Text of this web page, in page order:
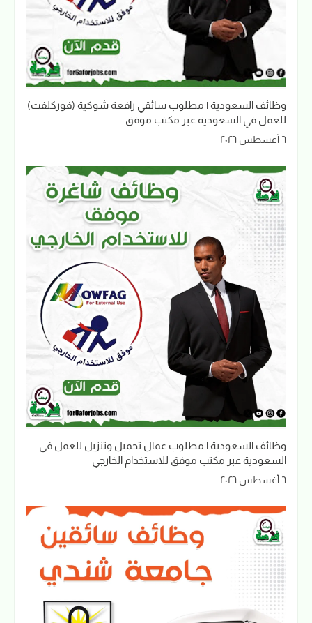
وظائف السعودية | مطلوب سائقي رافعة شوكية (فوركلفت)
للعمل في السعودية عبر مكتب موفق
٦ أغسطس ٢٠٢٦
وظائف السعودية | مطلوب عمال تحميل وتنزيل للعمل في
السعودية عبر مكتب موفق للاستخدام الخارجي
٦ أغسطس ٢٠٢٦